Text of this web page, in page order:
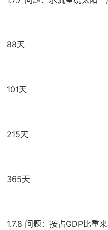
88天
101天
215天
365天
1.7.8 问题：按占GDP比重